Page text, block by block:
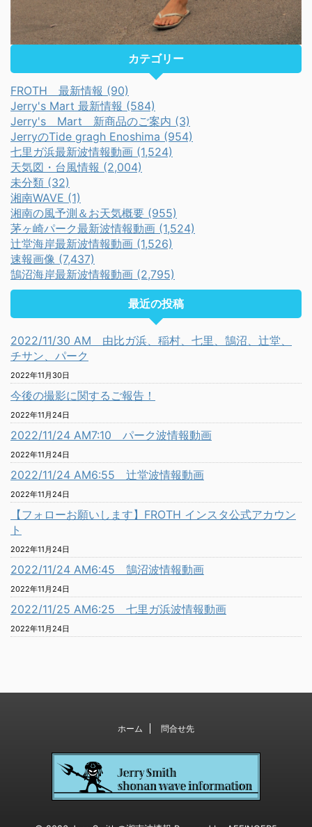
カテゴリー
FROTH 最新情報 (90)
Jerry's Mart 最新情報 (584)
Jerry's Mart 新商品のご案内 (3)
JerryのTide gragh Enoshima (954)
七里ガ浜最新波情報動画 (1,524)
天気図・台風情報 (2,004)
未分類 (32)
湘南WAVE (1)
湘南の風予測＆お天気概要 (955)
茅ヶ崎パーク最新波情報動画 (1,524)
辻堂海岸最新波情報動画 (1,526)
速報画像 (7,437)
鵠沼海岸最新波情報動画 (2,795)
最近の投稿
2022/11/30 AM 由比ガ浜、稲村、七里、鵠沼、辻堂、
チサン、パーク
2022年11月30日
今後の撮影に関するご報告！
2022年11月24日
2022/11/24 AM7:10 パーク波情報動画
2022年11月24日
2022/11/24 AM6:55 辻堂波情報動画
2022年11月24日
【フォローお願いします】FROTH インスタ公式アカウン
ト
2022年11月24日
2022/11/24 AM6:45 鵠沼波情報動画
2022年11月24日
2022/11/25 AM6:25 七里ガ浜波情報動画
2022年11月24日
ホーム 問合せ先